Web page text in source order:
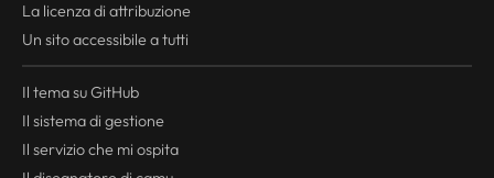
La licenza di attribuzione
Un sito accessibile a tutti
Il tema su GitHub
Il sistema di gestione
Il servizio che mi ospita